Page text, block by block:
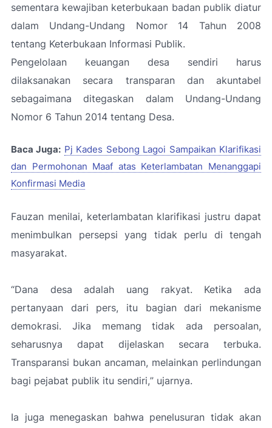
sementara kewajiban keterbukaan badan publik diatur
dalam Undang-Undang Nomor 14 Tahun 2008
tentang Keterbukaan Informasi Publik.
Pengelolaan keuangan desa sendiri harus
dilaksanakan secara transparan dan akuntabel
sebagaimana ditegaskan dalam Undang-Undang
Nomor 6 Tahun 2014 tentang Desa.
Baca Juga: Pj Kades Sebong Lagoi Sampaikan Klarifikasi
dan Permohonan Maaf atas Keterlambatan Menanggapi
Konfirmasi Media
Fauzan menilai, keterlambatan klarifikasi justru dapat
menimbulkan persepsi yang tidak perlu di tengah
masyarakat.
“Dana desa adalah uang rakyat. Ketika ada
pertanyaan dari pers, itu bagian dari mekanisme
demokrasi. Jika memang tidak ada persoalan,
seharusnya dapat dijelaskan secara terbuka.
Transparansi bukan ancaman, melainkan perlindungan
bagi pejabat publik itu sendiri,” ujarnya.
Ia juga menegaskan bahwa penelusuran tidak akan